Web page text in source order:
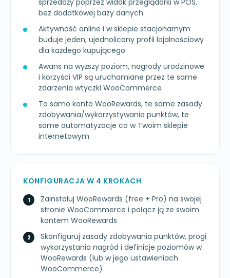
sprzedaży poprzez widok przeglądarki w POS,
bez dodatkowej bazy danych
Aktywność online i w sklepie stacjonarnym
buduje jeden, ujednolicony profil lojalnościowy
dla każdego kupującego
Awans na wyższy poziom, nagrody urodzinowe
i korzyści VIP są uruchamiane przez te same
zdarzenia wtyczki WooCommerce
To samo konto WooRewards, te same zasady
zdobywania/wykorzystywania punktów, te
same automatyzacje co w Twoim sklepie
internetowym
KONFIGURACJA W 4 KROKACH
Zainstaluj WooRewards (free + Pro) na swojej
stronie WooCommerce i połącz ją ze swoim
kontem WooRewards
Skonfiguruj zasady zdobywania punktów, progi
wykorzystania nagród i definicje poziomów w
WooRewards (lub w jego ustawieniach
WooCommerce)